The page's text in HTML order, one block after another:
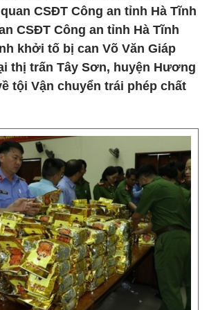
CSĐT Công an tỉnh Hà Tĩnh
CSĐT Công an tỉnh Hà Tĩnh
khởi tố bị can Võ Văn Giáp
thị trấn Tây Sơn, huyện Hương
tội Vận chuyển trái phép chất